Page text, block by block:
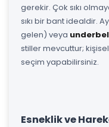
gerekir. Çok sıkı
sıkı bir bant idealdir.
gelen) veya
stiller mevcuttur;
seçim yapabilirsiniz.
Esneklik ve